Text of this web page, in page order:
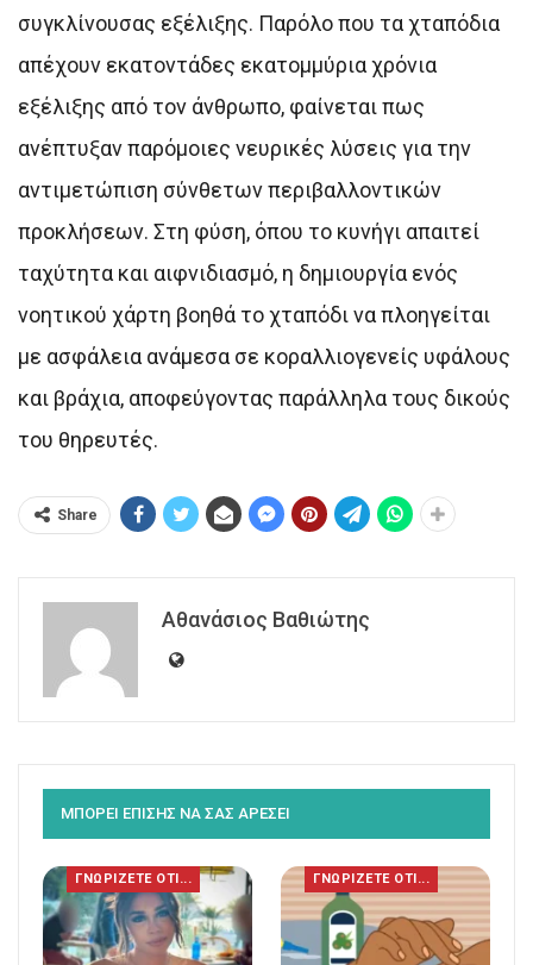
συγκλίνουσας εξέλιξης. Παρόλο που τα χταπόδια
απέχουν εκατοντάδες εκατομμύρια χρόνια
εξέλιξης από τον άνθρωπο, φαίνεται πως
ανέπτυξαν παρόμοιες νευρικές λύσεις για την
αντιμετώπιση σύνθετων περιβαλλοντικών
προκλήσεων. Στη φύση, όπου το κυνήγι απαιτεί
ταχύτητα και αιφνιδιασμό, η δημιουργία ενός
νοητικού χάρτη βοηθά το χταπόδι να πλοηγείται
με ασφάλεια ανάμεσα σε κοραλλιογενείς υφάλους
και βράχια, αποφεύγοντας παράλληλα τους δικούς
του θηρευτές.
Share
Αθανάσιος Βαθιώτης
ΜΠΟΡΕΙ ΕΠΙΣΗΣ ΝΑ ΣΑΣ ΑΡΕΣΕΙ
ΓΝΩΡΙΖΕΤΕ ΟΤΙ... ΓΝΩΡΙΖΕΤΕ ΟΤΙ...